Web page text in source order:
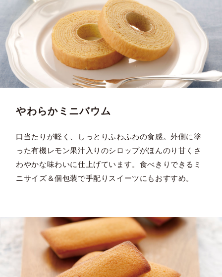
やわらかミニバウム
口当たりが軽く、しっとりふわふわの食感。外側に塗
った有機レモン果汁入りのシロップがほんのり甘くさ
わやかな味わいに仕上げています。食べきりできるミ
ニサイズ＆個包装で手配りスイーツにもおすすめ。